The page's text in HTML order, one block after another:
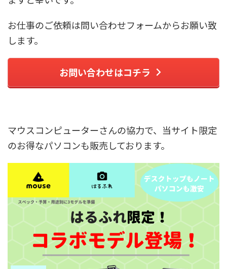
お仕事のご依頼は問い合わせフォームからお願い致
します。
お問い合わせはコチラ
マウスコンピューターさんの協力で、当サイト限定
のお得なパソコンも販売しております。